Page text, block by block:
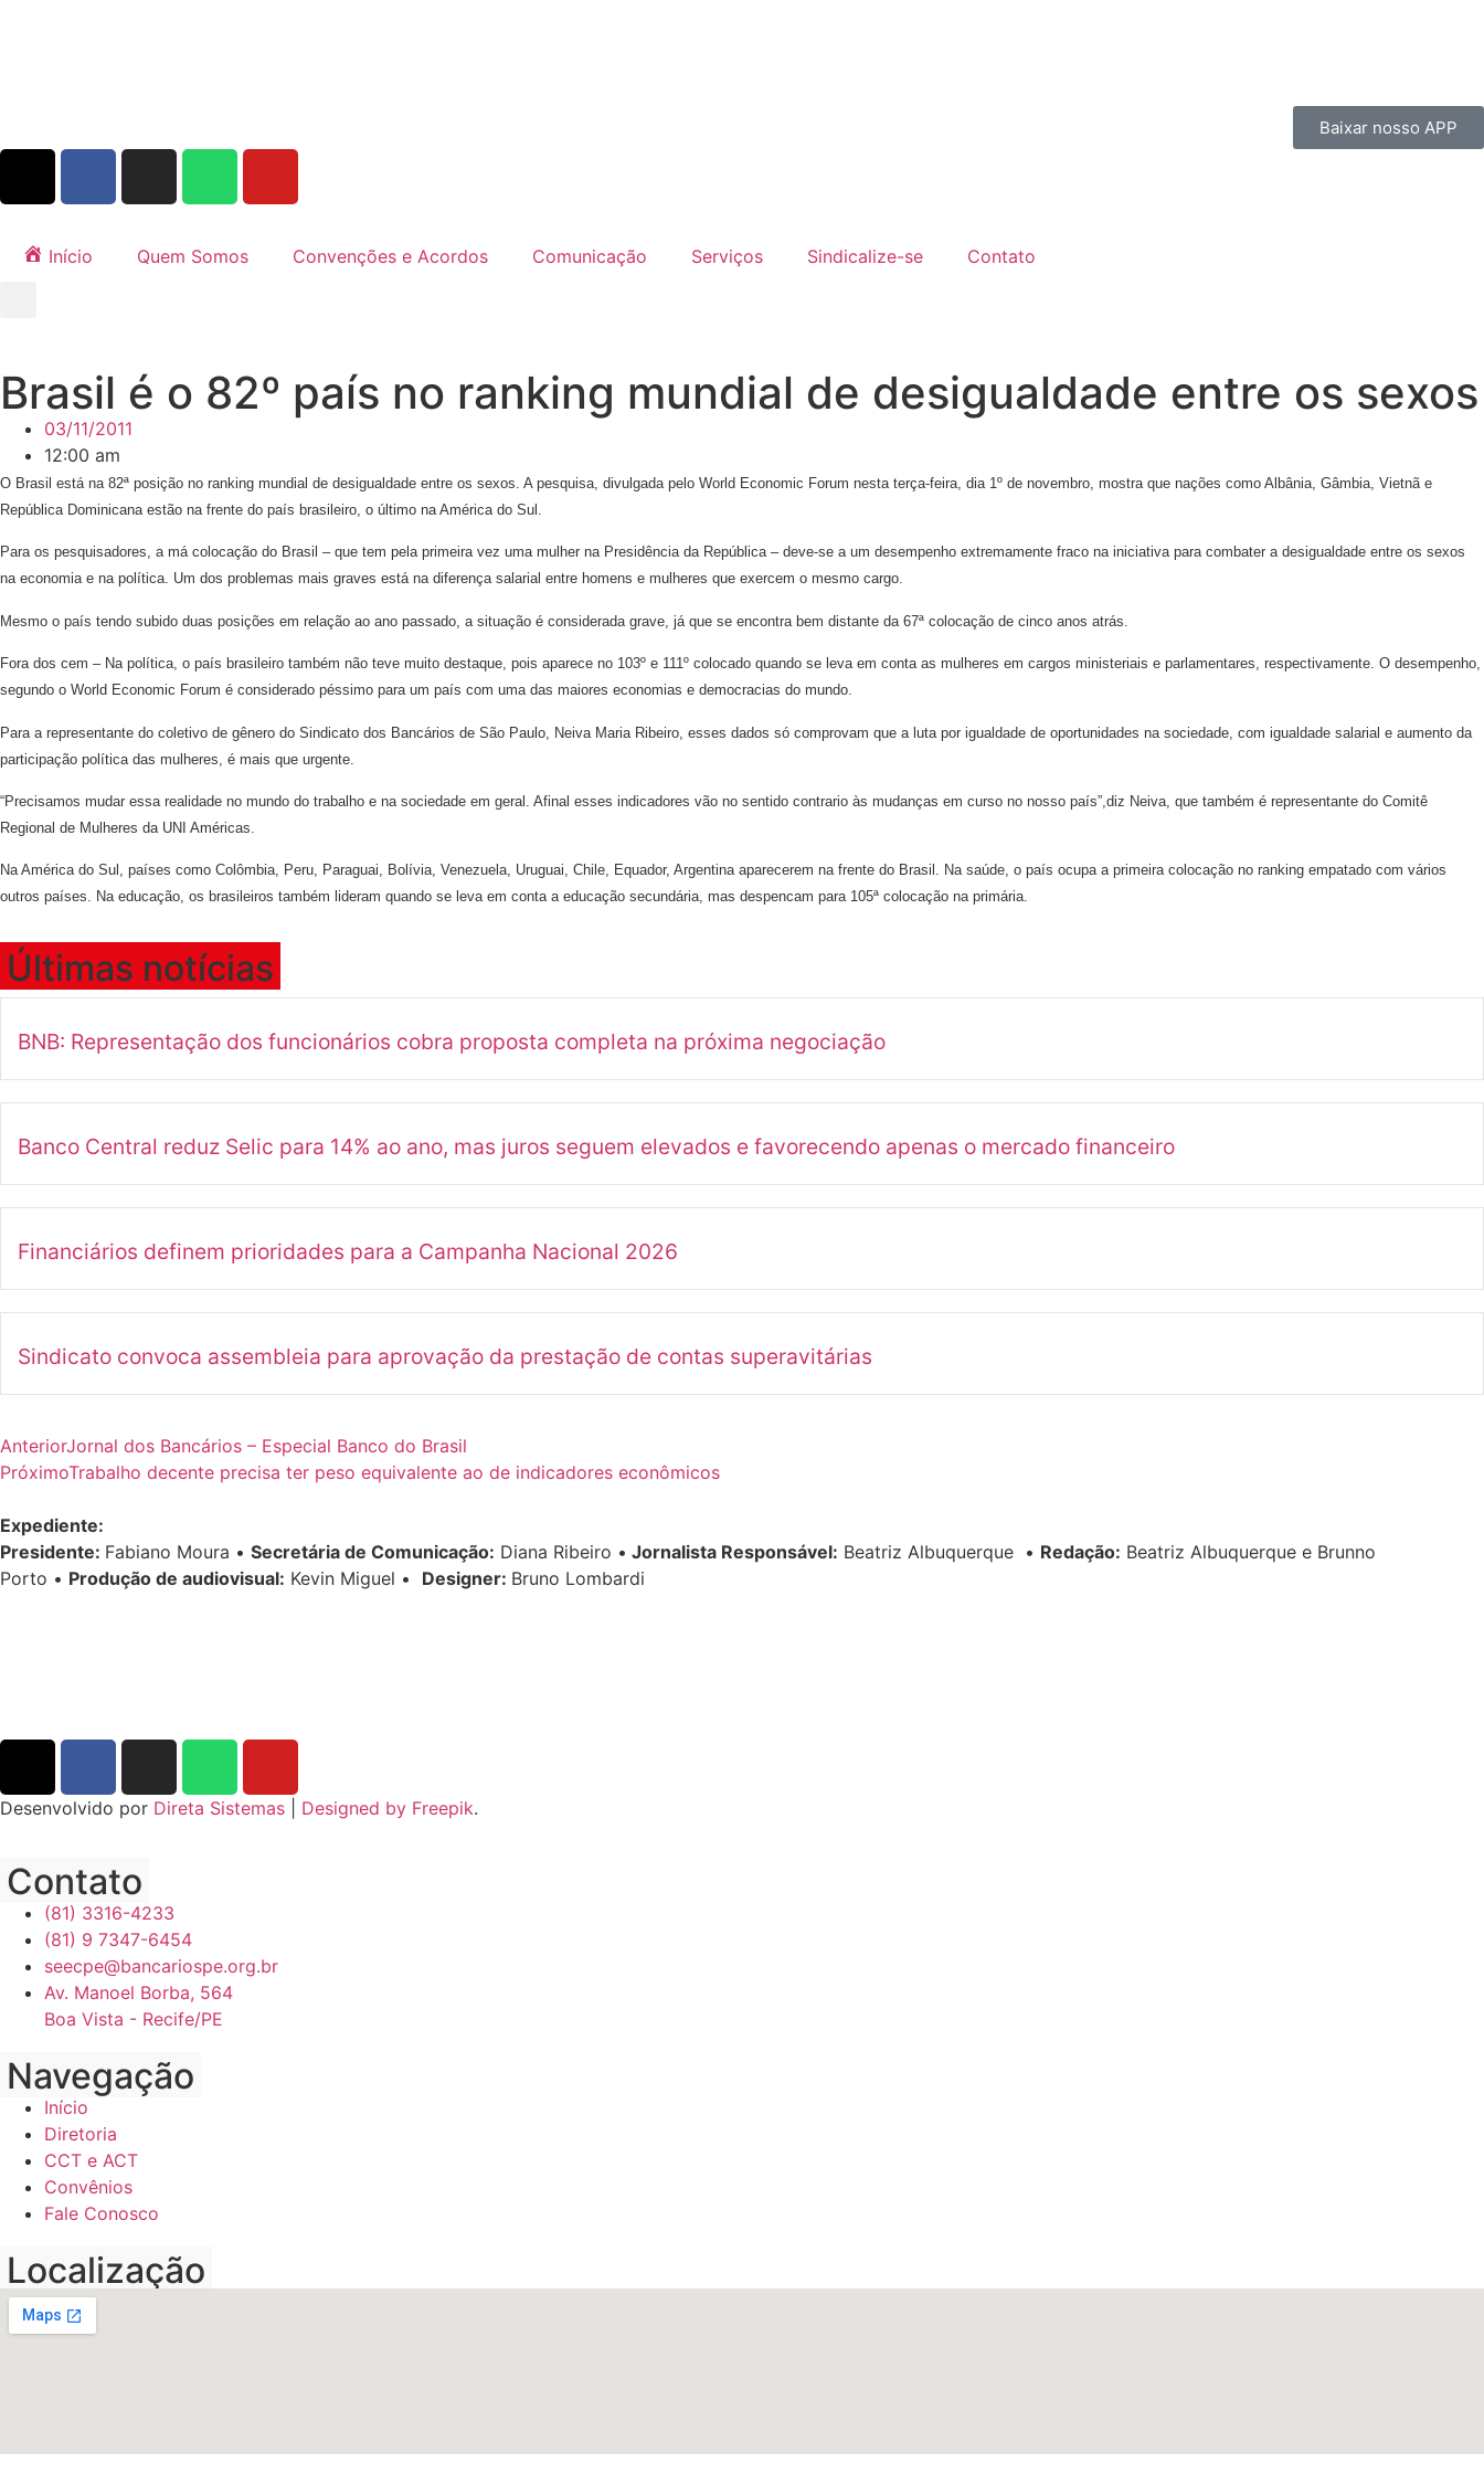
Baixar nosso APP
Início Quem Somos Convenções e Acordos Comunicação Serviços Sindicalize-se Contato
Brasil é o 82º país no ranking mundial de desigualdade entre os sexos
03/11/2011
12:00 am
O Brasil está na 82ª posição no ranking mundial de desigualdade entre os sexos. A pesquisa, divulgada pelo World Economic Forum nesta terça-feira, dia 1º de novembro, mostra que nações como Albânia, Gâmbia, Vietnã e
República Dominicana estão na frente do país brasileiro, o último na América do Sul.
Para os pesquisadores, a má colocação do Brasil – que tem pela primeira vez uma mulher na Presidência da República – deve-se a um desempenho extremamente fraco na iniciativa para combater a desigualdade entre os sexos
na economia e na política. Um dos problemas mais graves está na diferença salarial entre homens e mulheres que exercem o mesmo cargo.
Mesmo o país tendo subido duas posições em relação ao ano passado, a situação é considerada grave, já que se encontra bem distante da 67ª colocação de cinco anos atrás.
Fora dos cem – Na política, o país brasileiro também não teve muito destaque, pois aparece no 103º e 111º colocado quando se leva em conta as mulheres em cargos ministeriais e parlamentares, respectivamente. O desempenho,
segundo o World Economic Forum é considerado péssimo para um país com uma das maiores economias e democracias do mundo.
Para a representante do coletivo de gênero do Sindicato dos Bancários de São Paulo, Neiva Maria Ribeiro, esses dados só comprovam que a luta por igualdade de oportunidades na sociedade, com igualdade salarial e aumento da
participação política das mulheres, é mais que urgente.
“Precisamos mudar essa realidade no mundo do trabalho e na sociedade em geral. Afinal esses indicadores vão no sentido contrario às mudanças em curso no nosso país”,diz Neiva, que também é representante do Comitê
Regional de Mulheres da UNI Américas.
Na América do Sul, países como Colômbia, Peru, Paraguai, Bolívia, Venezuela, Uruguai, Chile, Equador, Argentina aparecerem na frente do Brasil. Na saúde, o país ocupa a primeira colocação no ranking empatado com vários
outros países. Na educação, os brasileiros também lideram quando se leva em conta a educação secundária, mas despencam para 105ª colocação na primária.
Últimas notícias
BNB: Representação dos funcionários cobra proposta completa na próxima negociação
Banco Central reduz Selic para 14% ao ano, mas juros seguem elevados e favorecendo apenas o mercado financeiro
Financiários definem prioridades para a Campanha Nacional 2026
Sindicato convoca assembleia para aprovação da prestação de contas superavitárias
AnteriorJornal dos Bancários – Especial Banco do Brasil
PróximoTrabalho decente precisa ter peso equivalente ao de indicadores econômicos
Expediente:
Presidente: Fabiano Moura • Secretária de Comunicação: Diana Ribeiro • Jornalista Responsável: Beatriz Albuquerque • Redação: Beatriz Albuquerque e Brunno
Porto • Produção de audiovisual: Kevin Miguel • Designer: Bruno Lombardi
Desenvolvido por Direta Sistemas Designed by Freepik.
Contato
(81) 3316-4233
(81) 9 7347-6454
seecpe@bancariospe.org.br
Av. Manoel Borba, 564
Boa Vista - Recife/PE
Navegação
Início
Diretoria
CCT e ACT
Convênios
Fale Conosco
Localização